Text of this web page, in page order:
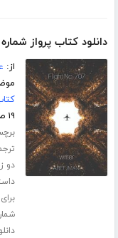
دانلود کتاب پرواز شماره 707
از:
۱۹ صفحه
دو